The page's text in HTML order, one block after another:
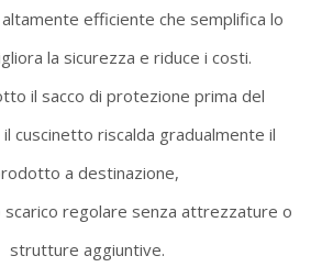
efficiente che semplifica lo
la sicurezza e riduce i costi.
il sacco di protezione prima del
cuscinetto riscalda gradualmente il
a destinazione,
scarico regolare senza attrezzature o
strutture aggiuntive.